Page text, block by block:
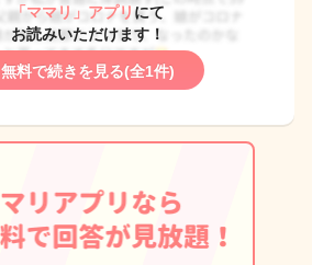
「ママリ」アプリ にて
お読みいただけます！
無料で続きを見る(全1件)